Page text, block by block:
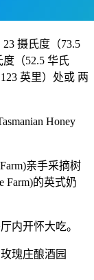
摄氏度（73.5
（52.5 华氏
英里）处或 两
Honey
亲手采摘树
Farm)的英式奶
内开怀大吃。
瑰庄酿酒园